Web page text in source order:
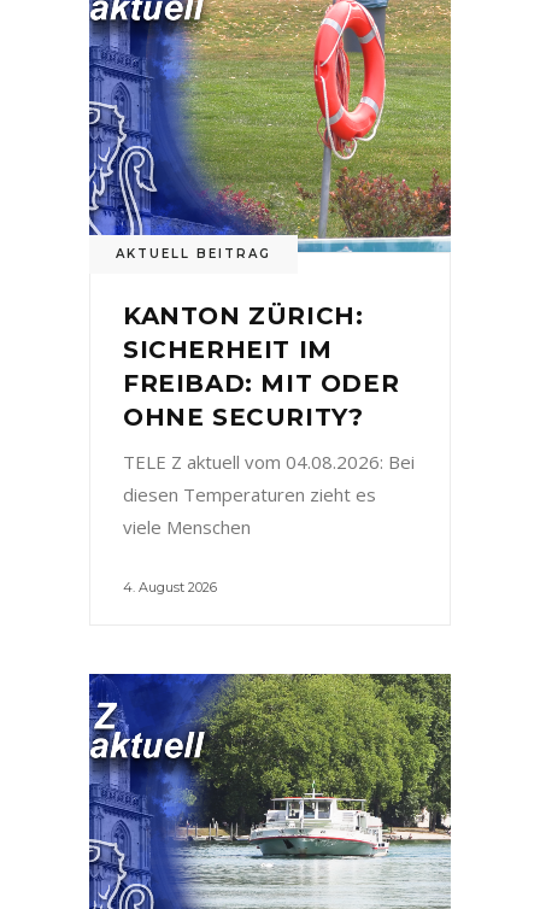
AKTUELL BEITRAG
KANTON ZÜRICH:
SICHERHEIT IM
FREIBAD: MIT ODER
OHNE SECURITY?
TELE Z aktuell vom 04.08.2026: Bei
diesen Temperaturen zieht es
viele Menschen
4. August 2026